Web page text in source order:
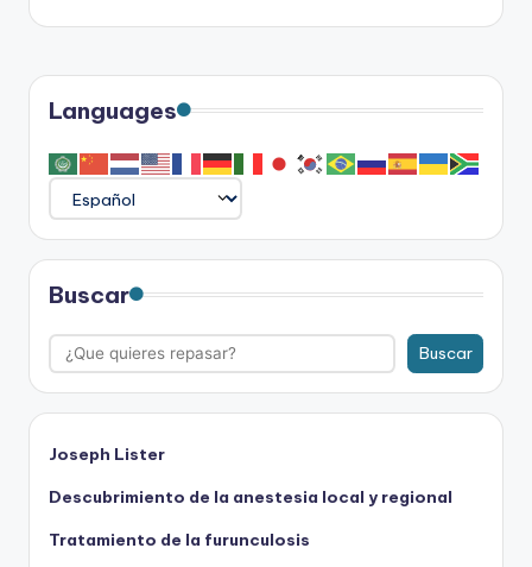
entradas
Languages
Buscar
Buscar
Joseph Lister
Descubrimiento de la anestesia local y regional
Tratamiento de la furunculosis